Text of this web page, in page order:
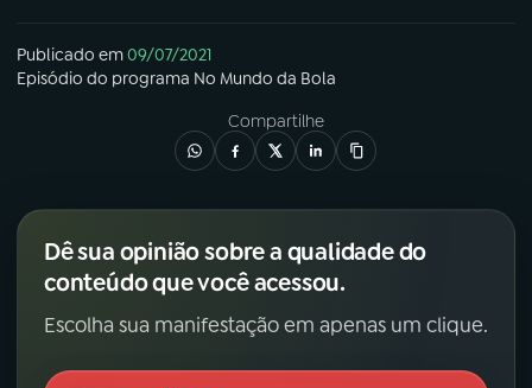
Publicado em09/07/2021
Episódio do programa No Mundo da Bola
Compartilhe
Dê sua opinião sobre a qualidade do
conteúdo que você acessou.
Escolha sua manifestação em apenas um clique.